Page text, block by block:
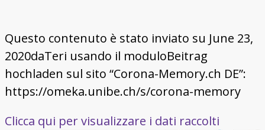
Questo contenuto è stato inviato su June 23,
2020daTeri usando il moduloBeitrag
hochladen sul sito “Corona-Memory.ch DE”:
https://omeka.unibe.ch/s/corona-memory
Clicca qui per visualizzare i dati raccolti